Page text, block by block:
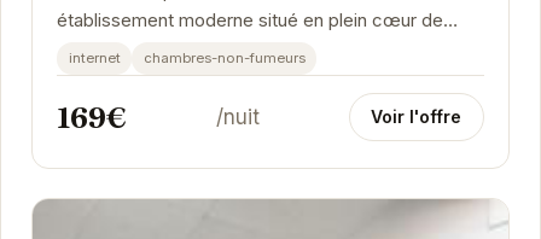
établissement moderne situé en plein cœur de
Grenoble. Il propose des chambres confortables et
élégantes,...
internet chambres-non-fumeurs
169€ /nuit Voir l'offre